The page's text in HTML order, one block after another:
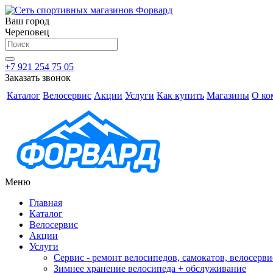
Ваш город
Череповец
+7 921 254 75 05
Заказать звонок
Каталог Велосервис Акции Услуги Как купить Магазины О
Меню
Главная
Каталог
Велосервис
Акции
Услуги
Сервис - ремонт велосипедов, самокатов,
Зимнее хранение велосипеда + обслуживание